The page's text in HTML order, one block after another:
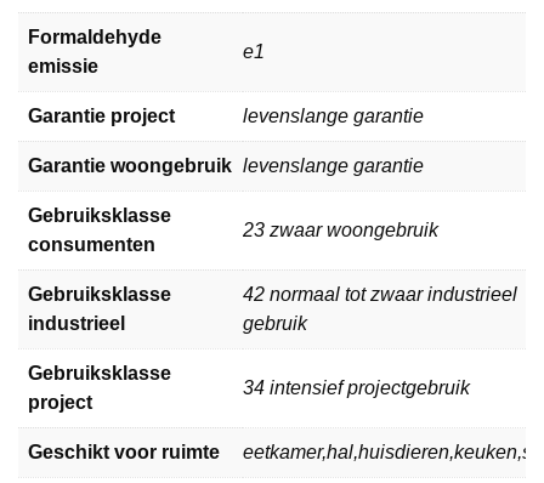
Formaldehyde
emissie
e1
Garantie project levenslange garantie
Garantie woongebruik levenslange garantie
Gebruiksklasse
consumenten
23 zwaar woongebruik
Gebruiksklasse
industrieel
42 normaal tot zwaar industrieel
gebruik
Gebruiksklasse
project
34 intensief projectgebruik
Geschikt voor ruimte